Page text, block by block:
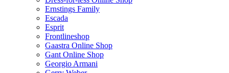
Ernstings Family
Escada
Esprit
Frontlineshop
Gaastra Online Shop
Gant Online Shop
Georgio Armani